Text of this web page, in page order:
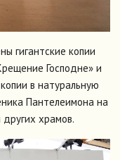
гигантские копии
Господне» и
в натуральную
Пантелеимона на
храмов.